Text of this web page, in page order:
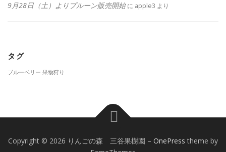
9月28日（土）よりプルーン販売開始に apple3 より
タグ
ブルーベリー 果物狩り
Copyright © 2026 りんごの森 三谷果樹園 – OnePress theme by